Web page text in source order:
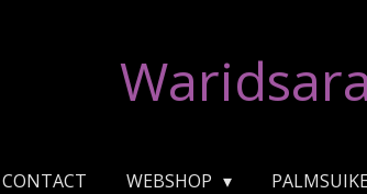
Waridsara
CONTACT WEBSHOP